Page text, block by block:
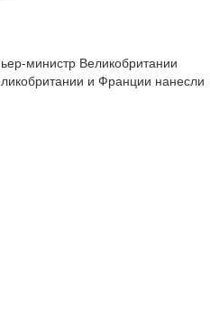
министр Великобритании
и Франции нанесли